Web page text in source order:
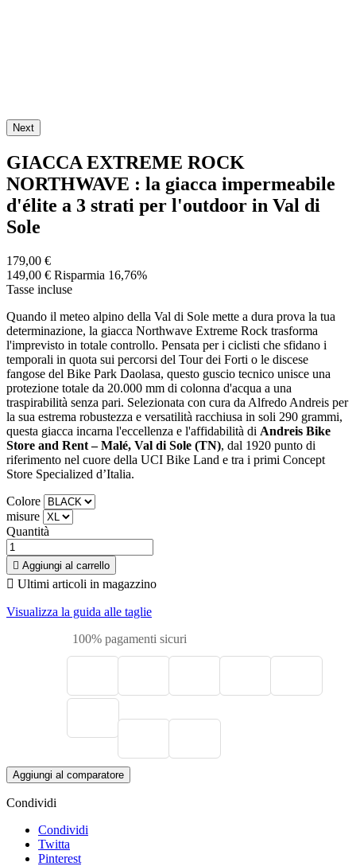
Next
GIACCA EXTREME ROCK
NORTHWAVE : la giacca impermeabile
d'élite a 3 strati per l'outdoor in Val di
Sole
179,00 €
149,00 € Risparmia 16,76%
Tasse incluse
Quando il meteo alpino della Val di Sole mette a dura prova la tua
determinazione, la giacca Northwave Extreme Rock trasforma
l'imprevisto in totale controllo. Pensata per i ciclisti che sfidano i
temporali in quota sui percorsi del Tour dei Forti o le discese
fangose del Bike Park Daolasa, questo guscio tecnico unisce una
protezione totale da 20.000 mm di colonna d'acqua a una
traspirabilità senza pari. Selezionata con cura da Alfredo Andreis per
la sua estrema robustezza e versatilità racchiusa in soli 290 grammi,
questa giacca incarna l'eccellenza e l'affidabilità di Andreis Bike
Store and Rent – Malé, Val di Sole (TN), dal 1920 punto di
riferimento nel cuore della UCI Bike Land e tra i primi Concept
Store Specialized d’Italia.
Colore
misure
Quantità
 Aggiungi al carrello
 Ultimi articoli in magazzino
Visualizza la guida alle taglie
100% pagamenti sicuri
Aggiungi al comparatore
Condividi
Condividi
Twitta
Pinterest